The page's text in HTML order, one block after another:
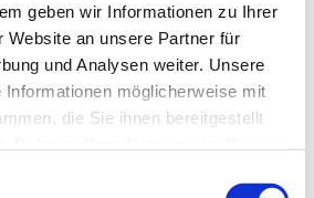
geben wir Informationen zu Ihrer
Website an unsere Partner für
und Analysen weiter. Unsere
Informationen möglicherweise mit
die Sie ihnen bereitgestellt